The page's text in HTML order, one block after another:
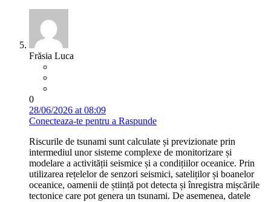
Frăsia Luca
0
28/06/2026 at 08:09
Conecteaza-te pentru a Raspunde
Riscurile de tsunami sunt calculate și previzionate prin
intermediul unor sisteme complexe de monitorizare și
modelare a activității seismice și a condițiilor oceanice. Prin
utilizarea rețelelor de senzori seismici, sateliților și boanelor
oceanice, oamenii de știință pot detecta și înregistra mișcările
tectonice care pot genera un tsunami. De asemenea, datele